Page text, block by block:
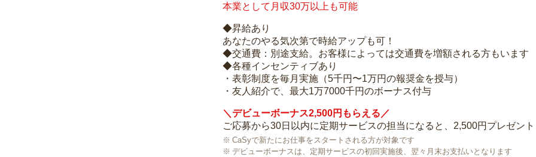
本業として月収30万以上も可能
◆昇給あり
あなたのやる気次第で時給アップも可！
◆交通費：別途支給。お客様によっては交通費を増額される方もいます
◆各種インセンティブあり
・表彰制度を毎月実施（5千円〜1万円の報奨金を授与）
・友人紹介で、最大1万7000千円のボーナス付与
＼デビューボーナス2,500円もらえる／
ご応募から30日以内に定期サービスの担当になると、2,500円プレゼント
CaSyで新たにお仕事をスタートされる方が対象です
デビューボーナスは、定期サービスの初回実施後、翌々月末お支払いとなります